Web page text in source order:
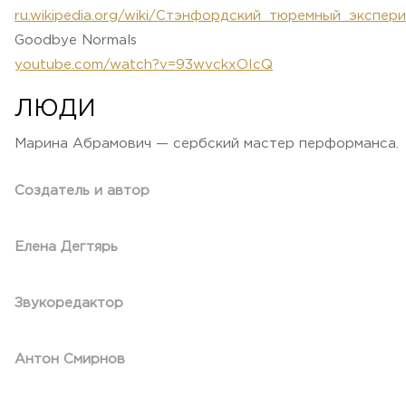
ru.wikipedia.org/wiki/
Goodbye Normals
youtube.com/watch?v=93wvckxOIcQ
ЛЮДИ
Марина Абрамович — сербский мастер перформанса.
Создатель и автор
Елена Дегтярь
Звукоредактор
Антон Смирнов